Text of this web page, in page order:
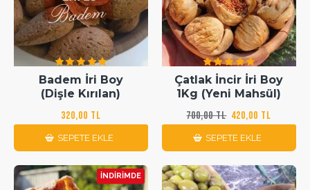
Badem İri Boy
(Dişle Kırılan)
320,00 TL
SEPETE EKLE
Çatlak İncir İri Boy
1Kg (Yeni Mahsül)
420,00 TL
700,00 TL
SEPETE EKLE
İNDIRIMDE